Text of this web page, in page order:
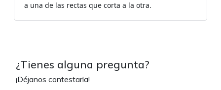
a una de las rectas que corta a la otra.
¿Tienes alguna pregunta?
¡Déjanos contestarla!